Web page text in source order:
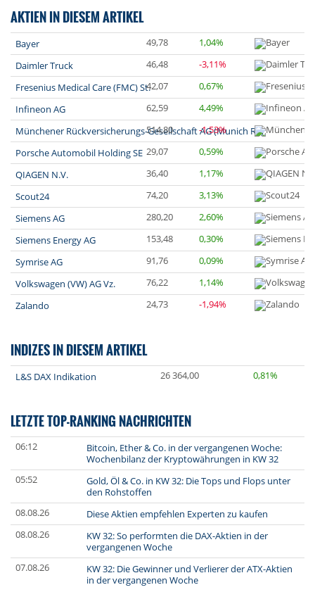
AKTIEN IN DIESEM ARTIKEL
Bayer 49,78
1,04%
Daimler Truck
46,48
-3,11%
Fresenius Medical Care (FMC) St.42,07
0,67%
Infineon AG
62,59
4,49%
Münchener Rückversicherungs-Gesellschaft AG (Munich Re)
514,80
-1,53%
Porsche Automobil Holding SE 29,07
0,59%
QIAGEN N.V.
36,40
1,17%
Scout24
74,20
3,13%
Siemens AG
280,20
2,60%
Siemens Energy AG
153,48
0,30%
Symrise AG
91,76
0,09%
Volkswagen (VW) AG Vz.
76,22
1,14%
Zalando
24,73 -1,94%
INDIZES IN DIESEM ARTIKEL
L&S DAX Indikation 26 364,00 0,81%
LETZTE TOP-RANKING NACHRICHTEN
06:12
Bitcoin, Ether & Co. in der vergangenen Woche:
Wochenbilanz der Kryptowährungen in KW 32
05:52
Gold, Öl & Co. in KW 32: Die Tops und Flops unter
den Rohstoffen
08.08.26
Diese Aktien empfehlen Experten zu kaufen
08.08.26
KW 32: So performten die DAX-Aktien in der
vergangenen Woche
07.08.26
KW 32: Die Gewinner und Verlierer der ATX-Aktien
in der vergangenen Woche